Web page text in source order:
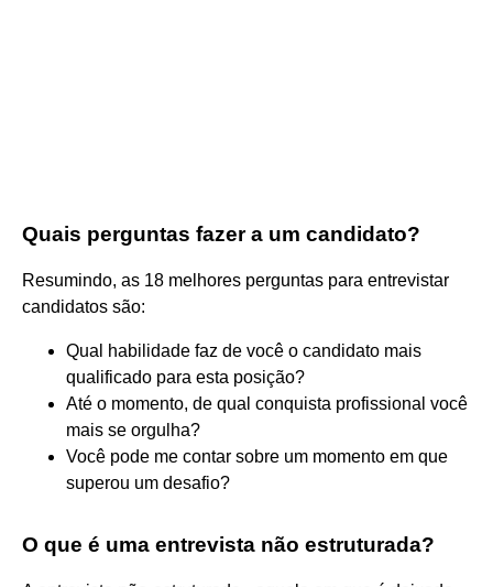
Quais perguntas fazer a um candidato?
Resumindo, as 18 melhores perguntas para entrevistar
candidatos são:
Qual habilidade faz de você o candidato mais
qualificado para esta posição?
Até o momento, de qual conquista profissional você
mais se orgulha?
Você pode me contar sobre um momento em que
superou um desafio?
O que é uma entrevista não estruturada?